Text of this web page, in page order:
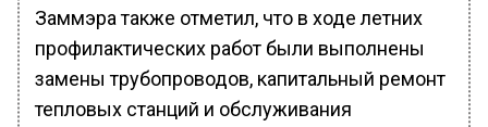
Заммэра также отметил, что в ходе летних
профилактических работ были выполнены
замены трубопроводов, капитальный ремонт
тепловых станций и обслуживания